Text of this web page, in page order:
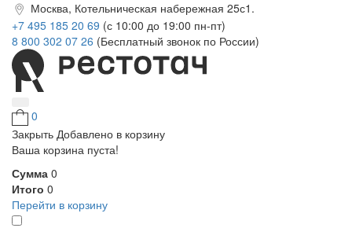
Москва, Котельническая набережная 25с1.
+7 495 185 20 69 (с 10:00 до 19:00 пн-пт)
8 800 302 07 26 (Бесплатный звонок по России)
0
Закрыть Добавлено в корзину
Ваша корзина пуста!
Сумма 0
Итого 0
Перейти в корзину